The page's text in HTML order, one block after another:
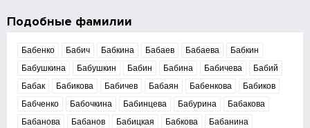
Подобные фамилии
Бабенко Бабич Бабкина Бабаев Бабаева
Бабкин
Бабушкина
Бабушкин Бабин Бабина Бабичева
Бабий
Бабак
Бабикова Бабичев Бабаян Бабенкова
Бабиков
Бабченко
Бабочкина Бабинцева Бабурина
Бабакова
Бабанова
Бабанов Бабицкая Бабкова Бабанина